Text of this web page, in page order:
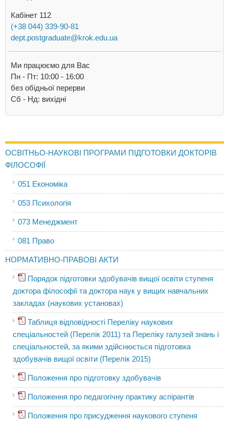
Кабінет 112
(+38 044) 339-90-81
dept.postgraduate@krok.edu.ua
Ми працюємо для Вас
Пн - Пт: 10:00 - 16:00
без обідньої перерви
Сб - Нд: вихідні
ОСВІТНЬО-НАУКОВІ ПРОГРАМИ ПІДГОТОВКИ ДОКТОРІВ
ФІЛОСОФІЇ
051 Економіка
053 Психологія
073 Менеджмент
081 Право
НОРМАТИВНО-ПРАВОВІ АКТИ
Порядок підготовки здобувачів вищої освіти ступеня
доктора філософії та доктора наук у вищих навчальних
закладах (наукових установах)
Таблиця відповідності Переліку наукових
спеціальностей (Перелік 2011) та Переліку галузей знань і
спеціальностей, за якими здійснюється підготовка
здобувачів вищої освіти (Перелік 2015)
Положення про підготовку здобувачів
Положення про педагогічну практику аспірантів
Положення про присудження наукового ступеня